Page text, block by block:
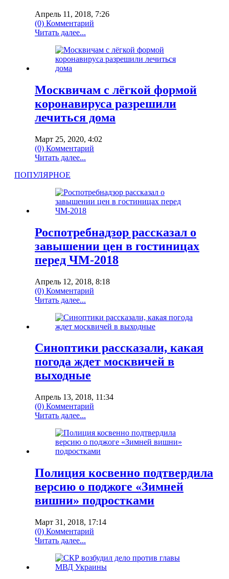
Апрель 11, 2018, 7:26
(0) Комментарий
Читать далее...
Москвичам с лёгкой формой
коронавируса разрешили
лечиться дома
Март 25, 2020, 4:02
(0) Комментарий
Читать далее...
ПОПУЛЯРНОЕ
Роспотребнадзор рассказал о
завышении цен в гостиницах
перед ЧМ-2018
Апрель 12, 2018, 8:18
(0) Комментарий
Читать далее...
Синоптики рассказали, какая
погода ждет москвичей в
выходные
Апрель 13, 2018, 11:34
(0) Комментарий
Читать далее...
Полиция косвенно подтвердила
версию о поджоге «Зимней
вишни» подростками
Март 31, 2018, 17:14
(0) Комментарий
Читать далее...